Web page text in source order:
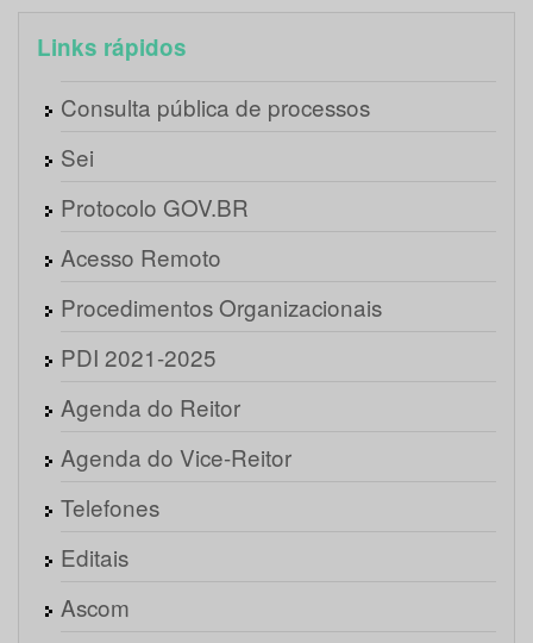
Links rápidos
Consulta pública de processos
Sei
Protocolo GOV.BR
Acesso Remoto
Procedimentos Organizacionais
PDI 2021-2025
Agenda do Reitor
Agenda do Vice-Reitor
Telefones
Editais
Ascom